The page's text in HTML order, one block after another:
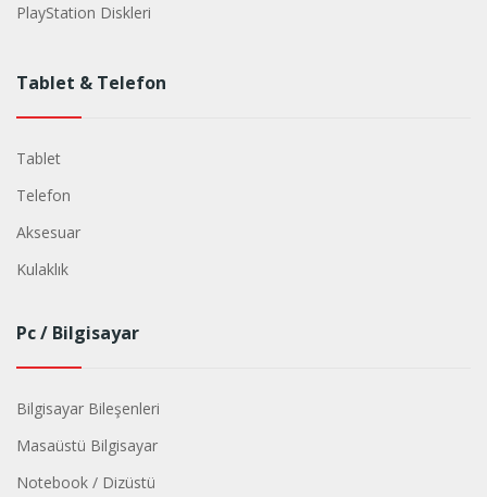
PlayStation Diskleri
Tablet & Telefon
Tablet
Telefon
Aksesuar
Kulaklık
Pc / Bilgisayar
Bilgisayar Bileşenleri
Masaüstü Bilgisayar
Notebook / Dizüstü